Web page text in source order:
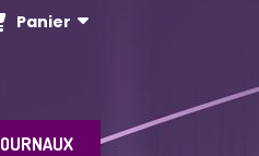
Panier